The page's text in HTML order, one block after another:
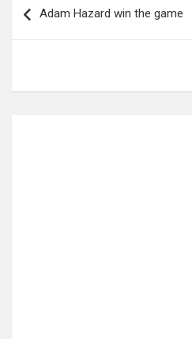
proAdam Hazard win the game